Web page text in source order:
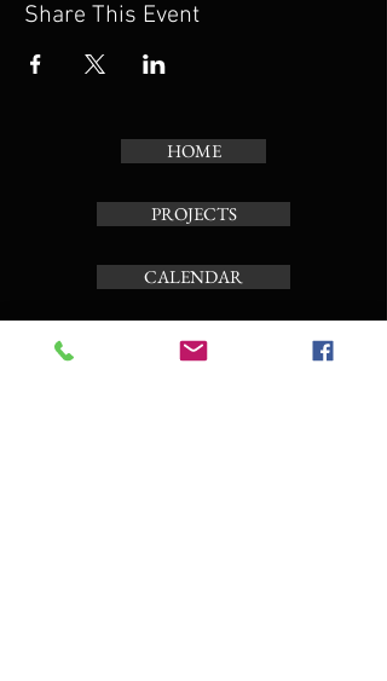
Share This Event
HOME
PROJECTS
CALENDAR
TOUR CARILLON